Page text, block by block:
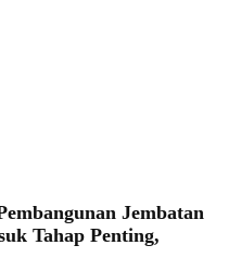
Jembatan
Tahap Penting,